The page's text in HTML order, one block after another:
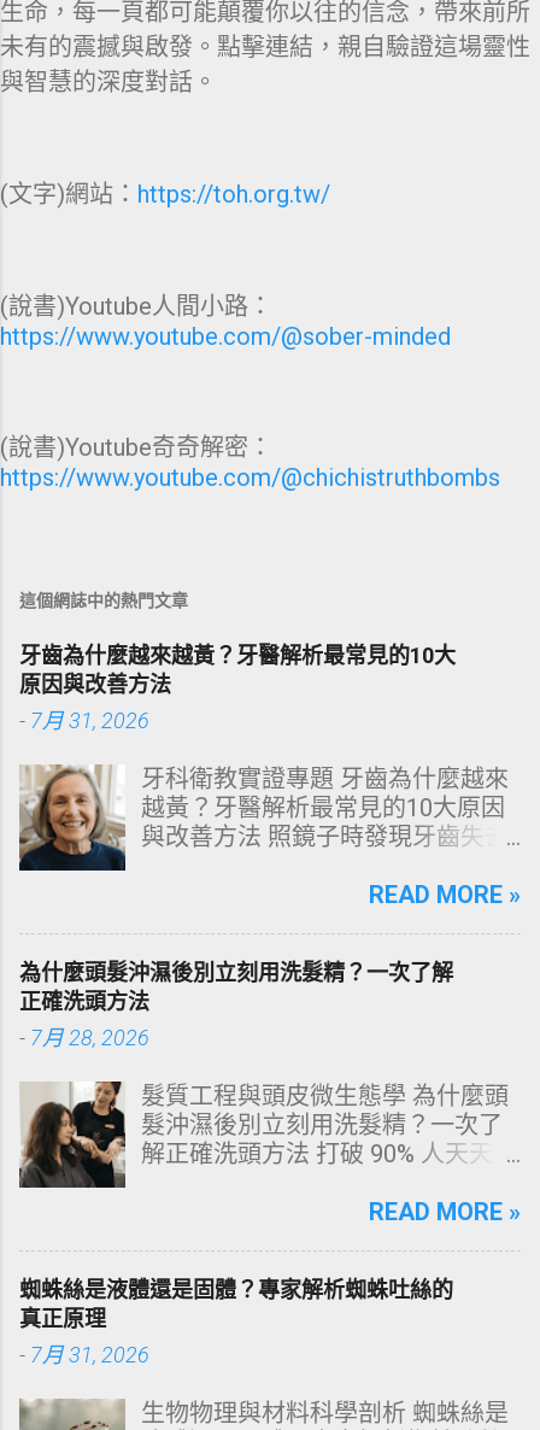
生命，每一頁都可能顛覆你以往的信念，帶來前所
未有的震撼與啟發。點擊連結，親自驗證這場靈性
與智慧的深度對話。
(文字)網站： https://toh.org.tw/
(說書)Youtube人間小路：
https://www.youtube.com/@sober-minded
(說書)Youtube奇奇解密：
https://www.youtube.com/@chichistruthbombs
這個網誌中的熱門文章
牙齒為什麼越來越黃？牙醫解析最常見的10大
原因與改善方法
- 7月 31, 2026
牙科衛教實證專題 牙齒為什麼越來
越黃？牙醫解析最常見的10大原因
與改善方法 照鏡子時發現牙齒失去
文由專業牙科思維出發，深度剖析
改善與美白對策。 📋 文章快速導覽
目錄 一、 牙齒顏色的生物學本質：
琺瑯質與象牙質 二、 牙齒變黃的10
源性變色的自我檢視 四、 5大專業
牙醫美白療程評估與比較 五、 避坑
指南：破除3大網路美白偏方迷思
理策略 一、 牙齒顏色的生物學本
何泛黃，首先必須釐清牙齒的硬組
織構造。牙齒最外層是由高度鈣化
（Enamel，又稱牙釉質） ，而包裹
質（Dentin，又稱牙本質） 。 💡 生
READ MORE »
為什麼頭髮沖濕後別立刻用洗髮精？一次了解
正確洗頭方法
- 7月 28, 2026
髮質工程與頭皮微生態學 為什麼頭
髮沖濕後別立刻用洗髮精？一次了
解正確洗頭方法 打破 90% 人天天在
構化思維，拆解頭皮清潔的物理與
天天洗頭，頭皮卻依然半天就出
數人的頭皮問題，並不是洗髮精買
了」。當你蓮蓬頭剛淋濕頭髮，下
READ MORE »
蜘蛛絲是液體還是固體？專家解析蜘蛛吐絲的
真正原理
- 7月 31, 2026
生物物理與材料科學剖析 蜘蛛絲是